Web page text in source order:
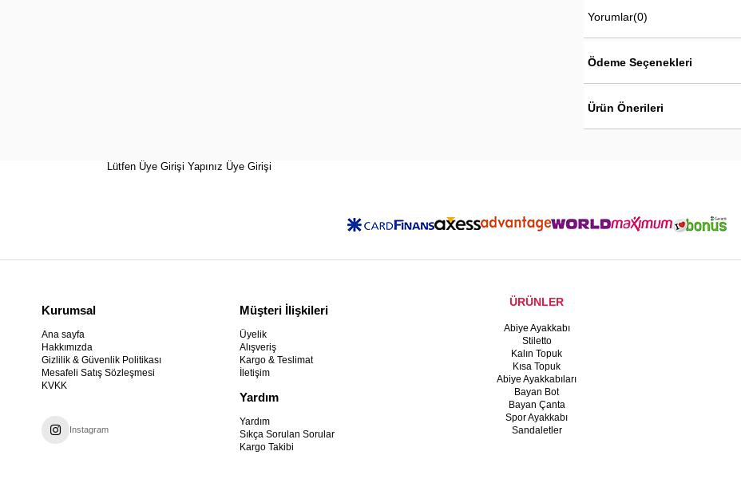
Yorumlar(0)
Ödeme Seçenekleri
Ürün Önerileri
Lütfen Üye Girişi Yapınız Üye Girişi
Kurumsal
Ana sayfa
Hakkımızda
Gizlilik & Güvenlik Politikası
Mesafeli Satış Sözleşmesi
KVKK
Instagram
Müşteri İlişkileri
Üyelik
Alışveriş
Kargo & Teslimat
İletişim
Yardım
Yardım
Sıkça Sorulan Sorular
Kargo Takibi
ÜRÜNLER
Abiye Ayakkabı
Stiletto
Kalın Topuk
Kısa Topuk
Abiye Ayakkabıları
Bayan Bot
Bayan Çanta
Spor Ayakkabı
Sandaletler